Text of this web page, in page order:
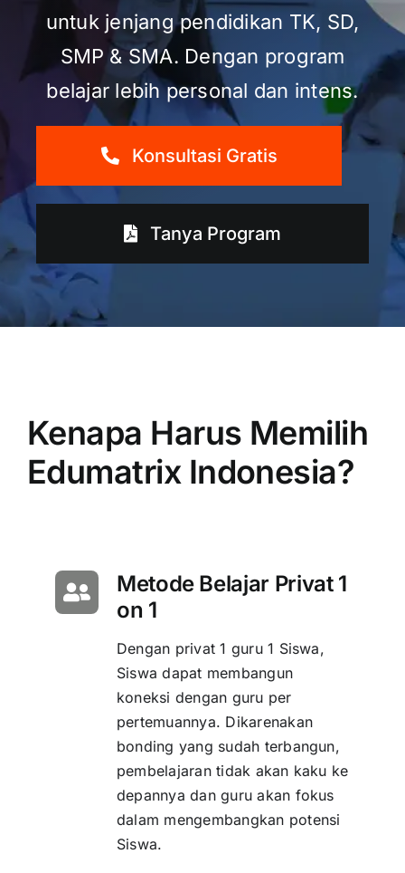
untuk jenjang pendidikan TK, SD,
SMP & SMA. Dengan program
belajar lebih personal dan intens.
Konsultasi Gratis
Tanya Program
Kenapa Harus Memilih
Edumatrix Indonesia?
Metode Belajar Privat 1
on 1
Dengan privat 1 guru 1 Siswa,
Siswa dapat membangun
koneksi dengan guru per
pertemuannya. Dikarenakan
bonding yang sudah terbangun,
pembelajaran tidak akan kaku ke
depannya dan guru akan fokus
dalam mengembangkan potensi
Siswa.